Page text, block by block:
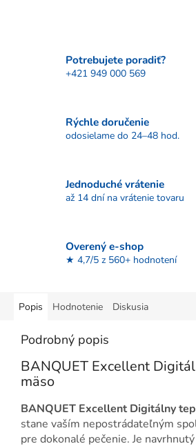
Potrebujete poradiť?
+421 949 000 569
Rýchle doručenie
odosielame do 24–48 hod.
Jednoduché vrátenie
až 14 dní na vrátenie tovaru
Overený e-shop
★ 4,7/5 z 560+ hodnotení
Popis Hodnotenie Diskusia
Podrobný popis
BANQUET Excellent
mäso
BANQUET Excellent Digitálny
stane vaším nepostrádateľným
pre dokonalé pečenie. Je